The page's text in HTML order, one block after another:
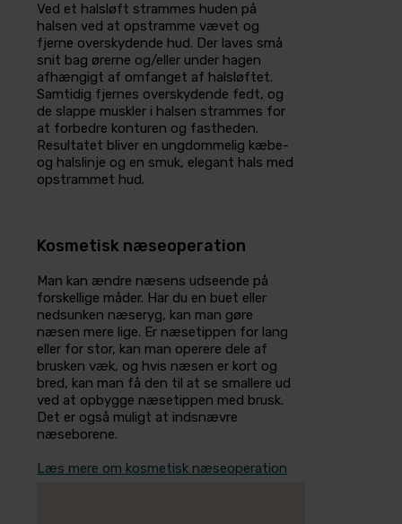
Ved et halsløft strammes huden på
halsen ved at opstramme vævet og
fjerne overskydende hud. Der laves små
snit bag ørerne og/eller under hagen
afhængigt af omfanget af halsløftet.
Samtidig fjernes overskydende fedt, og
de slappe muskler i halsen strammes for
at forbedre konturen og fastheden.
Resultatet bliver en ungdommelig kæbe-
og halslinje og en smuk, elegant hals med
opstrammet hud.
Kosmetisk næseoperation
Man kan ændre næsens udseende på
forskellige måder. Har du en buet eller
nedsunken næseryg, kan man gøre
næsen mere lige. Er næsetippen for lang
eller for stor, kan man operere dele af
brusken væk, og hvis næsen er kort og
bred, kan man få den til at se smallere ud
ved at opbygge næsetippen med brusk.
Det er også muligt at indsnævre
næseborene.
Læs mere om kosmetisk næseoperation